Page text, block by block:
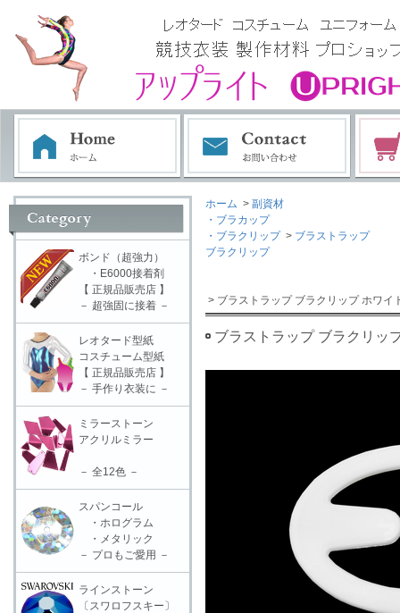
ホーム > 副資材
・ブラカップ
・ブラクリップ > ブラストラップ
ブラクリップ
> ブラストラップ ブラクリップ ホワイ
ブラストラップ ブラクリッ
ボンド（超強力）
・E6000接着剤
【 正規品販売店 】
－ 超強固に接着 －
レオタード型紙
コスチューム型紙
【 正規品販売店 】
－ 手作り衣装に －
ミラーストーン
アクリルミラー
－ 全12色 －
スパンコール
・ホログラム
・メタリック
－ プロもご愛用 －
ラインストーン
〔スワロフスキー〕